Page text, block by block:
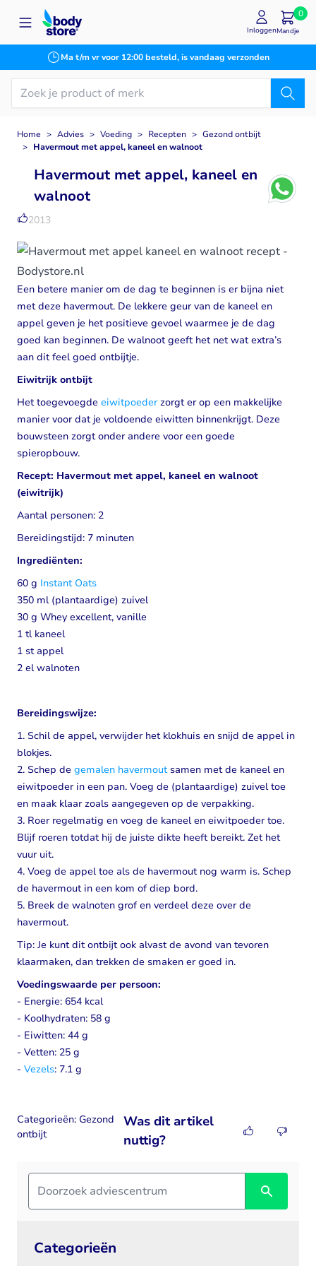
Ga naar de inhoud
Ma t/m vr voor 12:00 besteld, is vandaag verzonden
InloggenMandje
0
Home > Advies > Voeding > Recepten > Gezond ontbijt
> Havermout met appel, kaneel en walnoot
Categorieën
Havermout met appel, kaneel en
walnoot
2013
Een betere manier om de dag te beginnen is er bijna niet
met deze havermout. De lekkere geur van de kaneel en
appel geven je het positieve gevoel waarmee je de dag
goed kan beginnen. De walnoot geeft het net wat extra’s
aan dit feel goed ontbijtje.
Eiwitrijk ontbijt
Het toegevoegde eiwitpoederzorgt er op een makkelijke
manier voor dat je voldoende eiwitten binnenkrijgt. Deze
bouwsteen zorgt onder andere voor een goede
spieropbouw.
Recept: Havermout met appel, kaneel en walnoot
(eiwitrijk)
Aantal personen: 2
Bereidingstijd: 7 minuten
Ingrediënten:
60 g Instant Oats
350 ml (plantaardige) zuivel
30 g Whey excellent, vanille
1 tl kaneel
1 st appel
2 el walnoten
Bereidingswijze:
1. Schil de appel, verwijder het klokhuis en snijd de appel in
blokjes.
2. Schep de gemalen havermoutsamen met de kaneel en
eiwitpoeder in een pan. Voeg de (plantaardige) zuivel toe
en maak klaar zoals aangegeven op de verpakking.
3. Roer regelmatig en voeg de kaneel en eiwitpoeder toe.
Blijf roeren totdat hij de juiste dikte heeft bereikt. Zet het
vuur uit.
4. Voeg de appel toe als de havermout nog warm is. Schep
de havermout in een kom of diep bord.
5. Breek de walnoten grof en verdeel deze over de
havermout.
Tip: Je kunt dit ontbijt ook alvast de avond van tevoren
klaarmaken, dan trekken de smaken er goed in.
Voedingswaarde per persoon:
- Energie: 654 kcal
- Koolhydraten: 58 g
- Eiwitten: 44 g
- Vetten: 25 g
- Vezels: 7.1 g
Categorieën: Gezond
ontbijt
Was dit artikel
nuttig?